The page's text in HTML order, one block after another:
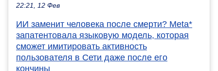
22:21, 12 Фев
ИИ заменит человека после смерти? Meta*
запатентовала языковую модель, которая
сможет имитировать активность
пользователя в Сети даже после его
кончины